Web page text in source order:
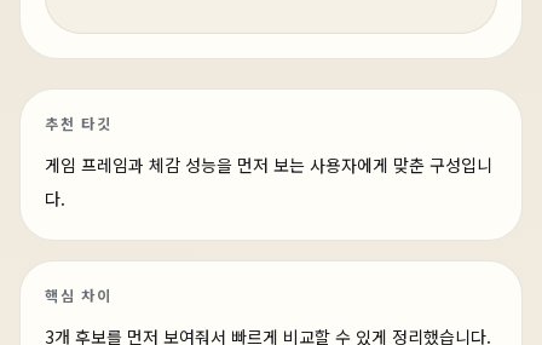
추천 타깃
게임 프레임과 체감 성능을 먼저 보는 사용자에게 맞춘 구성입니
다.
핵심 차이
3개 후보를 먼저 보여줘서 빠르게 비교할 수 있게 정리했습니다.